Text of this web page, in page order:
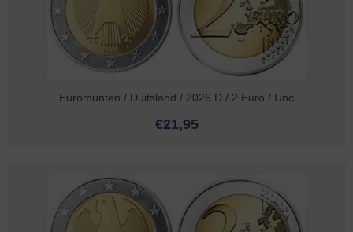
Euromunten / Duitsland / 2026 D / 2 Euro / Unc
€21,95